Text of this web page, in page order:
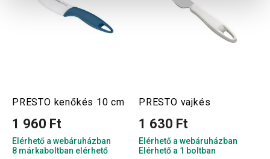
PRESTO kenőkés 10 cm
1 960 Ft
Elérhető a webáruházban
8 márkaboltban elérhető
PRESTO vajkés
1 630 Ft
Elérhető a webáruházban
Elérhető a 1 boltban